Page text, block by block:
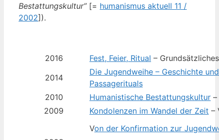
Bestat­tungs­kul­tur”[= huma­nis­mus aktu­ell 11 /
2002]).
2016 Fest, Fei­er, Ritu­al – Grundsätzliches
2014
Die Jugend­wei­he – Geschich­te
Passagerituals
2010
Huma­nis­ti­sche Bestat­tungs­kul­tur
2009
Kon­do­len­zen im Wan­del der Zeit –
Von der Kon­fir­ma­ti­on zur